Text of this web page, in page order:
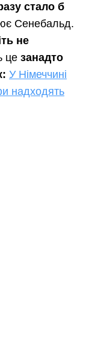
стало б
Сенебальд.
не
це занадто
У Німеччині
надходять